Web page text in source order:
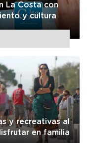
La Costa con
y cultura
y recreativas al
en familia